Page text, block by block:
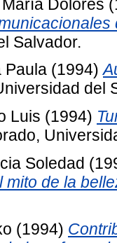
Dolores
Salvador.
Paula (1994)
del
Luis (1994)
Soledad
mito de la
(1994)